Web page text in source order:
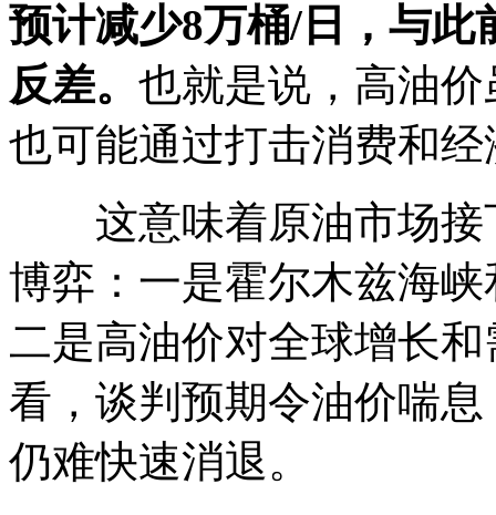
预计减少8万桶/日，与此
反差。 也就是说，高油
也可能通过打击消费和
这意味着原油市场接
博弈：一是霍尔木兹海
二是高油价对全球增长
看，谈判预期令油价喘
仍难快速消退。